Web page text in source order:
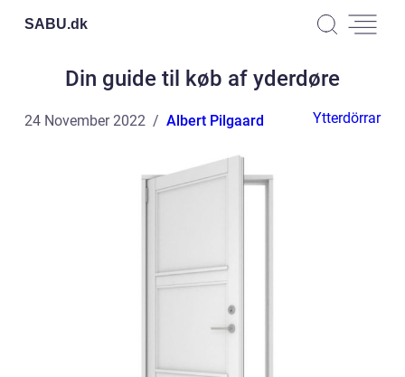
SABU.dk
Din guide til køb af yderdøre
24 November 2022 Albert Pilgaard Ytterdörrar